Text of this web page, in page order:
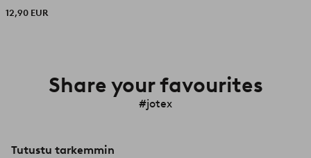
12,90 EUR
Share your favourites
#jotex
Tutustu tarkemmin